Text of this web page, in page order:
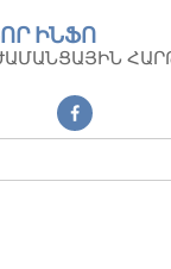
ԻՆՖՈ